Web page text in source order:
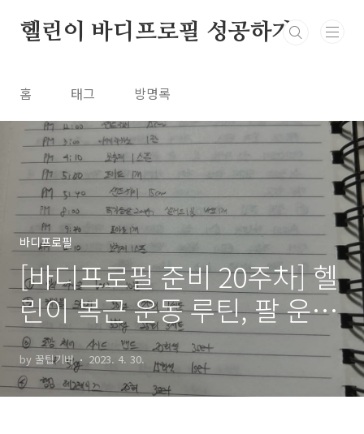
헬린이 바디프로필 성공하기
홈 태그 방명록
바디프로필
[바디프로필 준비 20주차] 헬
린이 복근 운동 루틴, 팔 운동
루틴 & PT 수업 59회 차
by 꿀팁기버 2023. 4. 30.